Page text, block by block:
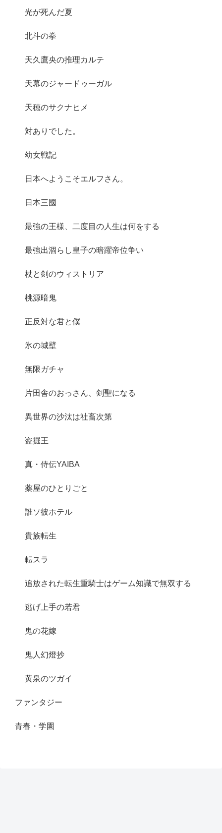
光が死んだ夏
北斗の拳
天久鷹央の推理カルテ
天幕のジャードゥーガル
天穂のサクナヒメ
対ありでした。
幼女戦記
日本へようこそエルフさん。
日本三國
最強の王様、二度目の人生は何をする
最強出涸らし皇子の暗躍帝位争い
杖と剣のウィストリア
桃源暗鬼
正反対な君と僕
氷の城壁
無限ガチャ
片田舎のおっさん、剣聖になる
異世界の沙汰は社畜次第
盗掘王
真・侍伝YAIBA
薬屋のひとりごと
誰ソ彼ホテル
貴族転生
転スラ
追放された転生重騎士はゲーム知識で無双する
逃げ上手の若君
鬼の花嫁
鬼人幻燈抄
黄泉のツガイ
ファンタジー
青春・学園